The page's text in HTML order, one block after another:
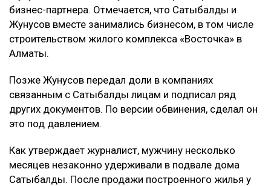
бизнес-партнера. Отмечается, что Сатыбалды и
Жунусов вместе занимались бизнесом, в том числе
строительством жилого комплекса «Восточка» в
Алматы.
Позже Жунусов передал доли в компаниях
связанным с Сатыбалды лицам и подписал ряд
других документов. По версии обвинения, сделал он
это под давлением.
Как утверждает журналист, мужчину несколько
месяцев незаконно удерживали в подвале дома
Сатыбалды. После продажи построенного жилья у